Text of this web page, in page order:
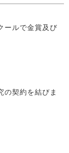
ールで金賞及び
の契約を結びま